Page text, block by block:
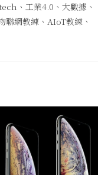
、工業4.0、大數據、
聯網教練、AIoT教練、